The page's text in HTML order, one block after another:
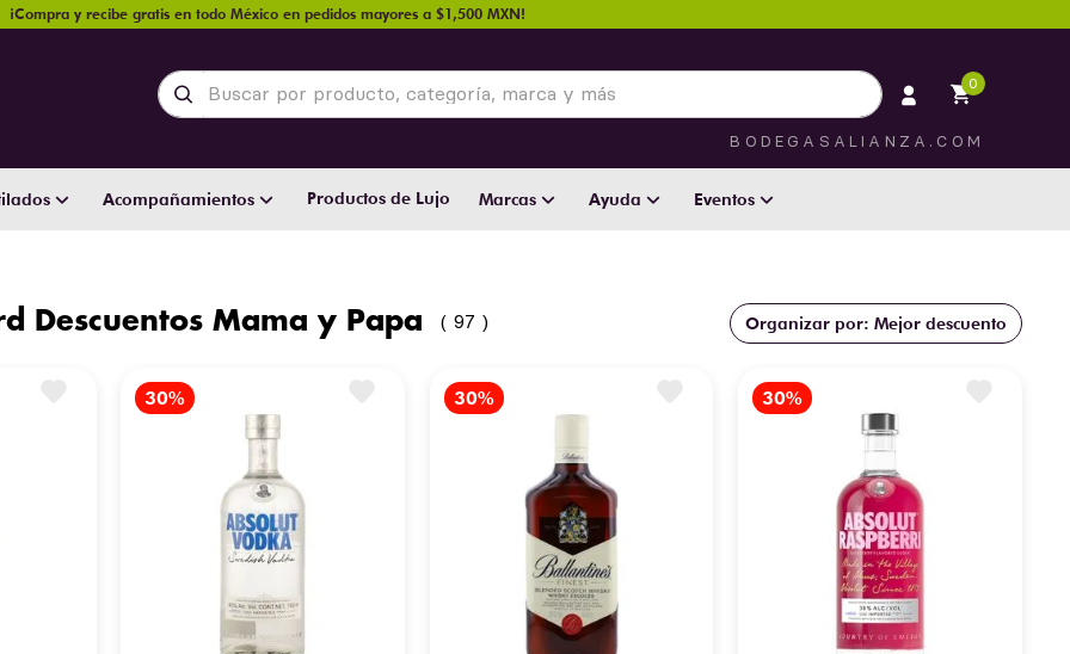
¡Compra y recibe gratis en todo México en pedidos mayores a $1,500 MXN!
Buscar por producto, categoría, marca y más 0
BODEGASALIANZA.COM
Acompañamientos Productos de Lujo Marcas Ayuda Eventos
Descuentos Mama y Papa 97 Mejor descuento